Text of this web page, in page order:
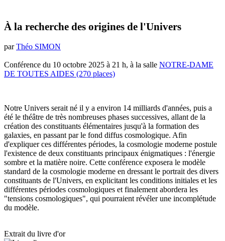
À la recherche des origines de l'Univers
parThéo SIMON
Conférence du 10 octobre 2025 à 21 h, à la salle NOTRE-DAME
DE TOUTES AIDES (270 places)
Notre Univers serait né il y a environ 14 milliards d'années, puis a
été le théâtre de très nombreuses phases successives, allant de la
création des constituants élémentaires jusqu'à la formation des
galaxies, en passant par le fond diffus cosmologique. Afin
d'expliquer ces différentes périodes, la cosmologie moderne postule
l'existence de deux constituants principaux énigmatiques : l'énergie
sombre et la matière noire. Cette conférence exposera le modèle
standard de la cosmologie moderne en dressant le portrait des divers
constituants de l'Univers, en explicitant les conditions initiales et les
différentes périodes cosmologiques et finalement abordera les
"tensions cosmologiques", qui pourraient révéler une incomplétude
du modèle.
Extrait du livre d'or